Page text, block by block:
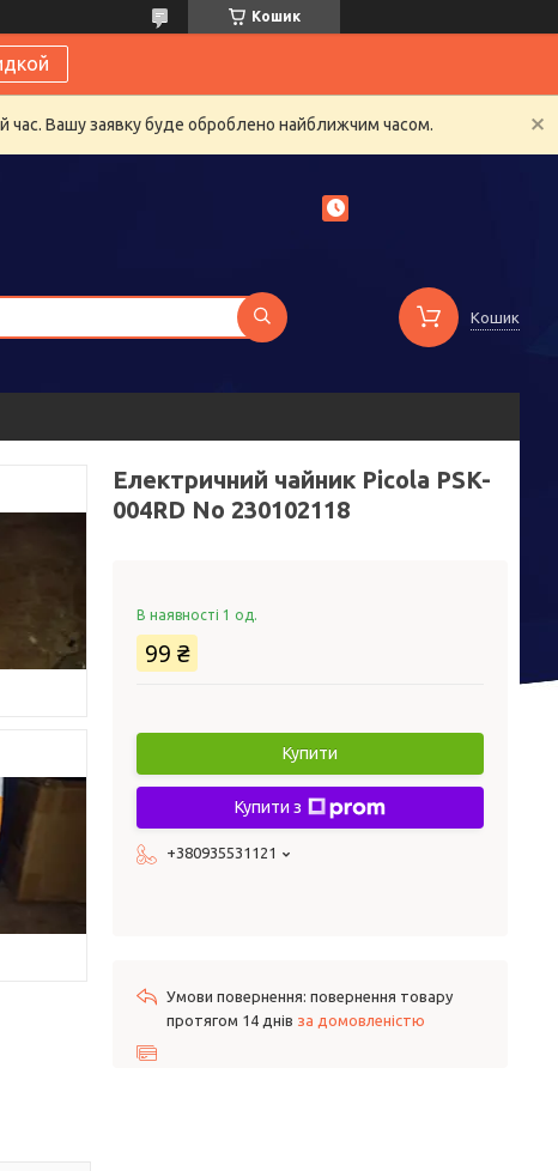
Кошик
час. Вашу заявку буде оброблено найближчим часом.
Кошик
Електричний чайник Picola PSK-
004RD No 230102118
В наявності 1 од.
99 ₴
Купити
Купити з
+380935531121
повернення товару
протягом 14 днів за домовленістю